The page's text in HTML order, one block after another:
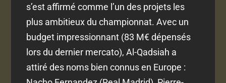
s’est affirmé comme l’un des projets les
plus ambitieux du championnat. Avec un
budget impressionnant (83 M€ dépensés
lors du dernier mercato), Al-Qadsiah a
attiré des noms bien connus en Europe :